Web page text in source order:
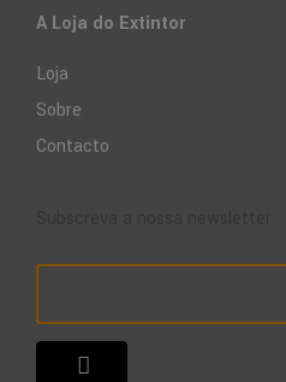
A Loja do Extintor
Loja
Sobre
Contacto